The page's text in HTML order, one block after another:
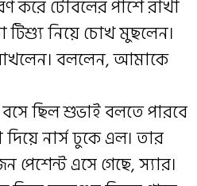
টেবিলের পাশে রাখা
টিশ্যু নিয়ে চোখ মুছলেন।
বললেন, আমাকে
ছিল শুভাই বলতে পারবে
নার্স ঢুকে এল। তার
পেশেন্ট এসে গেছে, স্যার।